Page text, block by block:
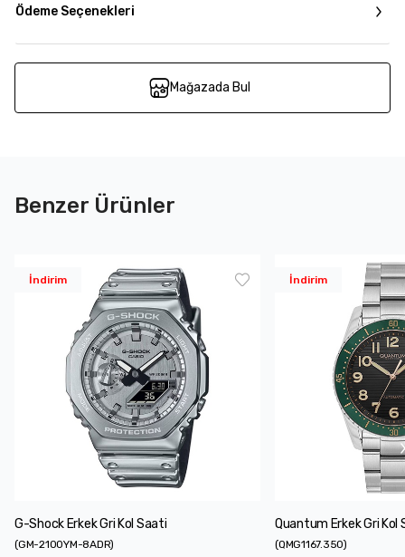
Ödeme Seçenekleri
Mağazada Bul
Benzer Ürünler
İndirim
G-Shock Erkek Gri Kol Saati
(GM-2100YM-8ADR)
İndirim
Quantum Erkek Gri Kol
(QMG1167.350)